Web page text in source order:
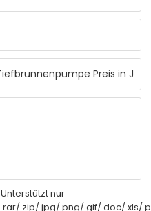
Unterstützt nur
.rar/.zip/.jpg/.png/.gif/.doc/.xls/